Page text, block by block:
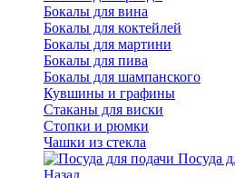
Бокалы для вина
Бокалы для коктейлей
Бокалы для мартини
Бокалы для пива
Бокалы для шампанского
Кувшины и графины
Стаканы для виски
Стопки и рюмки
Чашки из стекла
Посуда
Назад